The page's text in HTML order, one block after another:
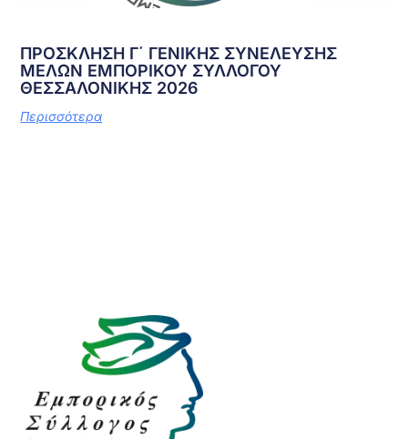
ΠΡΟΣΚΛΗΣΗ Γ΄ ΓΕΝΙΚΗΣ ΣΥΝΕΛΕΥΣΗΣ
ΜΕΛΩΝ ΕΜΠΟΡΙΚΟΥ ΣΥΛΛΟΓΟΥ
ΘΕΣΣΑΛΟΝΙΚΗΣ 2026
Περισσότερα